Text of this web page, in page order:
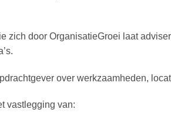
door OrganisatieGroei laat
over werkzaamheden,
vastlegging van: